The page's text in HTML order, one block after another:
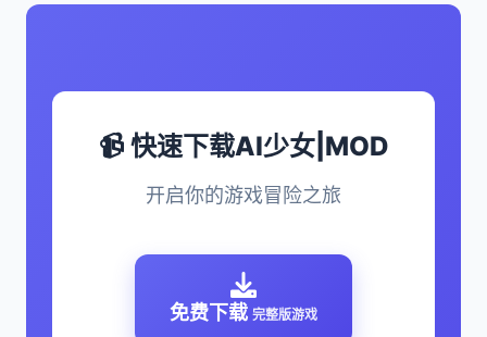
📹 快速下载AI少女|MOD
开启你的游戏冒险之旅
免费下载 完整版游戏